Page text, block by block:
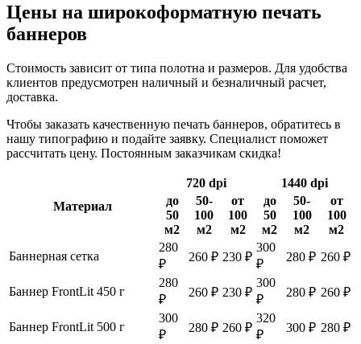
Цены на широкоформатную печать
баннеров
Стоимость зависит от типа полотна и размеров. Для удобства
клиентов предусмотрен наличный и безналичный расчет,
доставка.
Чтобы заказать качественную печать баннеров, обратитесь в
нашу типографию и подайте заявку. Специалист поможет
рассчитать цену. Постоянным заказчикам скидка!
Материал
720 dpi
1440 dpi
до
50
м2
50-
100
м2
от
100
м2
до
50
м2
50-
100
м2
от
100
м2
Баннерная сетка
280
₽
260 ₽ 230 ₽
300
₽
280 ₽ 260 ₽
Баннер FrontLit 450 г
280
₽
260 ₽ 230 ₽
300
₽
280 ₽ 260 ₽
Баннер FrontLit 500 г
300
₽
280 ₽ 260 ₽
320
₽
300 ₽ 280 ₽